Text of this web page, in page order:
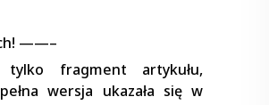
——–
fragment artykułu,
wersja ukazała się w